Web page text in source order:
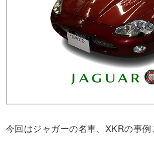
今回はジャガーの名車、XKRの事例